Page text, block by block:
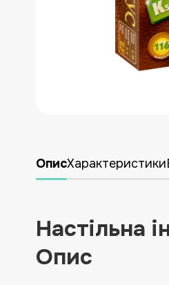
ОписХарактеристики
Настільна
Опис